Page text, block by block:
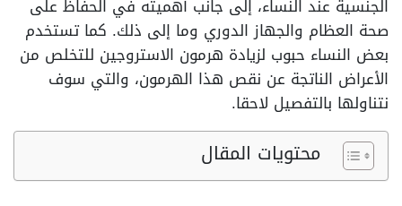
الجنسية عند النساء، إلى جانب أهميته في الحفاظ على
صحة العظام والجهاز الدوري وما إلى ذلك. كما تستخدم
بعض النساء حبوب لزيادة هرمون الاستروجين للتخلص من
الأعراض الناتجة عن نقص هذا الهرمون، والتي سوف
نتناولها بالتفصيل لاحقا.
محتويات المقال